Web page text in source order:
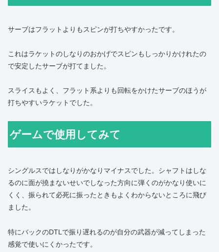
サーブはフラットよりもスピンが打ちやすかったです。
これはラケットのしなりのおかげでスピンもしっかりかけれたの
で安定したサーブが打てました。
スライスもよく、フラット系よりも回転をかけたサーブのほうが
打ちやすいラケットでした。
ゲームで使用してみて
シングルスではしなりがかなりマイナスでした。シャフトはしな
るのに面が撓まないせいでしなった方向に弾くのがかなり使いに
くく、振られて必死に振ったときもよくわからないところに飛び
ました。
特にバックのDTLで振り遅れるのが自分の武器が減ってしまった
感覚で使いにくかったです。